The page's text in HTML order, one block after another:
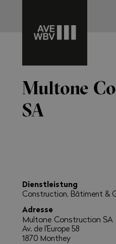
Multone
SA
Dienstleistung
Construction, Bâtiment &
Adresse
Multone Construction SA
Av. de l'Europe 58
1870 Monthey